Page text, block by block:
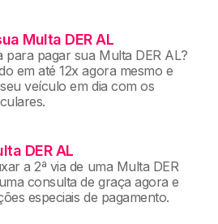
Multa DER AL
para pagar sua Multa DER AL?
em até 12x agora mesmo e
veículo em dia com os
DER AL
a 2ª via de uma Multa DER
consulta de graça agora e
especiais de pagamento.